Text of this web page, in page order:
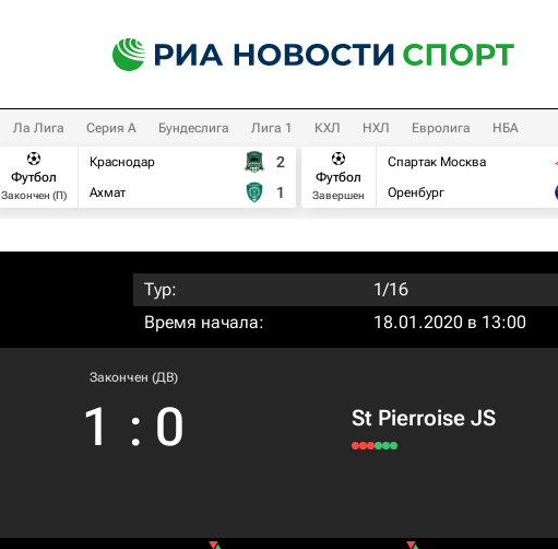
Ла Лига Серия А Бундеслига Лига 1 КХЛ НХЛ Евролига НБА
Футбол
Закончен (П)
Краснодар
Ахмат
2
1
Футбол
Завершен
Спартак Москва
Оренбург
Тур:
1/16
Время начала:
18.01.2020 в 13:00
Закончен (ДВ)
1 : 0 St Pierroise JS